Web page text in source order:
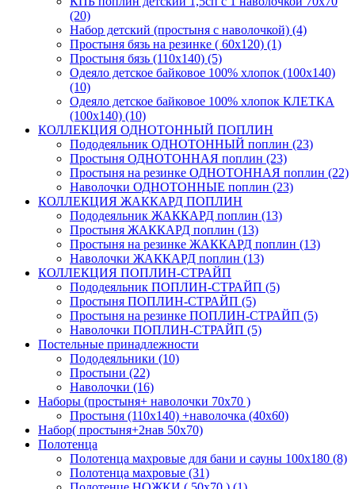
(20)
Набор детский (простыня с наволочкой) (4)
Простыня бязь на резинке ( 60х120) (1)
Простыня бязь (110х140) (5)
Одеяло детское байковое 100% хлопок (100х140)
(10)
Одеяло детское байковое 100% хлопок КЛЕТКА
(100х140) (10)
КОЛЛЕКЦИЯ ОДНОТОННЫЙ ПОПЛИН
Пододеяльник ОДНОТОННЫЙ поплин (23)
Простыня ОДНОТОННАЯ поплин (23)
Простыня на резинке ОДНОТОННАЯ поплин (22)
Наволочки ОДНОТОННЫЕ поплин (23)
КОЛЛЕКЦИЯ ЖАККАРД ПОПЛИН
Пододеяльник ЖАККАРД поплин (13)
Простыня ЖАККАРД поплин (13)
Простыня на резинке ЖАККАРД поплин (13)
Наволочки ЖАККАРД поплин (13)
КОЛЛЕКЦИЯ ПОПЛИН-СТРАЙП
Пододеяльник ПОПЛИН-СТРАЙП (5)
Простыня ПОПЛИН-СТРАЙП (5)
Простыня на резинке ПОПЛИН-СТРАЙП (5)
Наволочки ПОПЛИН-СТРАЙП (5)
Постельные принадлежности
Пододеяльники (10)
Простыни (22)
Наволочки (16)
Наборы (простыня+ наволочки 70х70 )
Простыня (110х140) +наволочка (40х60)
Набор( простыня+2нав 50х70)
Полотенца
Полотенца махровые для бани и сауны 100х180 (8)
Полотенца махровые (31)